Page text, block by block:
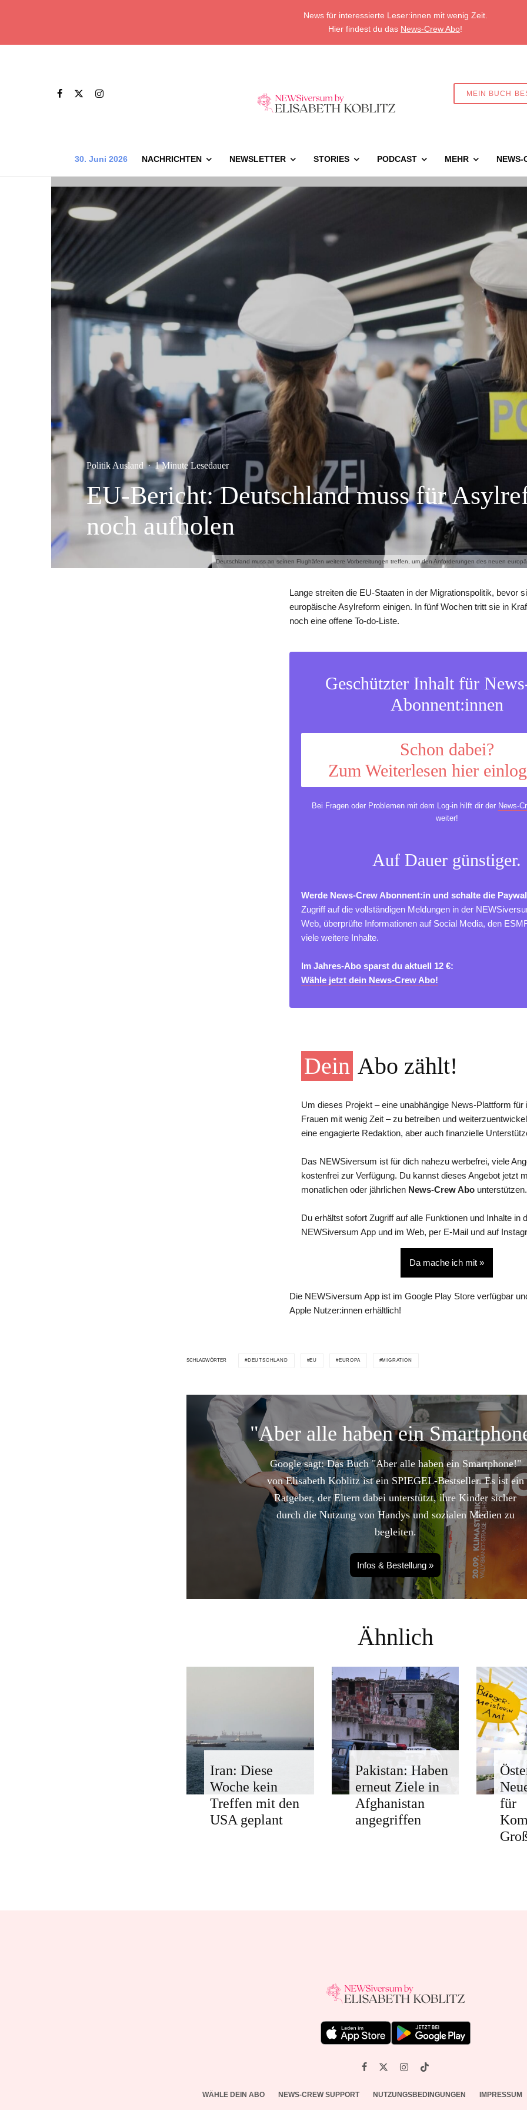
News für interessierte Leser:innen mit wenig Zeit.
Hier findest du das News-Crew Abo!
MEIN BUCH
30. Juni 2026 NACHRICHTEN NEWSLETTER STORIES PODCAST MEHR NEWS-
Deutschland muss an seinen Flughäfen weitere Vorbereitungen treffen, um den Anforderungen des neuen
Politik Ausland · 1 Minute Lesedauer
EU-Bericht: Deutschland muss für
noch aufholen
Lange streiten die EU-Staaten in der Migrationspolitik, bevor
europäische Asylreform einigen. In fünf Wochen tritt sie in
noch eine offene To-do-Liste.
Geschützter Inhalt für
Abonnent:innen
Schon dabei?
Zum Weiterlesen hier
Bei Fragen oder Problemen mit dem Log-in hilft dir der News-
weiter!
Auf Dauer günstiger.
Werde News-Crew Abonnent:in und schalte die
Zugriff auf die vollständigen Meldungen in der
Web, überprüfte Informationen auf Social Media, den
viele weitere Inhalte.
Im Jahres-Abo sparst du aktuell 12 €:
Wähle jetzt dein News-Crew Abo!
Dein Abo zählt!
Um dieses Projekt – eine unabhängige News-Plattform für
Frauen mit wenig Zeit – zu betreiben und
eine engagierte Redaktion, aber auch finanzielle
Das NEWSiversum ist für dich nahezu werbefrei, viele
kostenfrei zur Verfügung. Du kannst dieses Angebot jetzt
monatlichen oder jährlichen News-Crew Abo unterstützen.
Du erhältst sofort Zugriff auf alle Funktionen und Inhalte in
NEWSiversum App und im Web, per E-Mail und auf
Da mache ich mit »
Die NEWSiversum App ist im Google Play Store verfügbar
Apple Nutzer:innen erhältlich!
SCHLAGWÖRTER DEUTSCHLAND EU EUROPA MIGRATION
"Aber alle haben ein
Google sagt: Das Buch "Aber alle haben ein Smartphone!"
von Elisabeth Koblitz ist ein SPIEGEL-Bestseller. Es ist ein
Ratgeber, der Eltern dabei unterstützt, ihre Kinder sicher
durch die Nutzung von Handys und sozialen Medien zu
begleiten.
Infos & Bestellung »
Ähnlich
Iran: Diese
Woche kein
Treffen mit den
USA geplant
Pakistan: Haben
erneut Ziele in
Afghanistan
angegriffen
für
WÄHLE DEIN ABO NEWS-CREW SUPPORT NUTZUNGSBEDINGUNGEN IMPRESSUM